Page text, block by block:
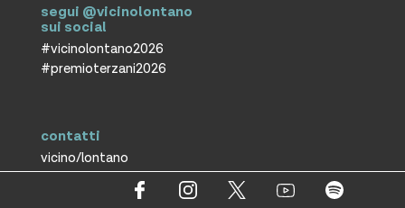
segui @vicinolontano
sui social
#vicinolontano2026
#premioterzani2026
contatti
vicino/lontano
associazione culturale ETS
T +39 0432 287171